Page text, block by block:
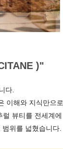
)"
다.
이해와 지식만으로
뷰티를 전세계에
위를 넓혔습니다.